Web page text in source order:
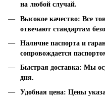
на любой случай.
Высокое качество: Все
отвечают стандартам
Наличие паспорта и
сопровождается
Быстрая доставка: Мы
дня.
Удобная цена: Цены